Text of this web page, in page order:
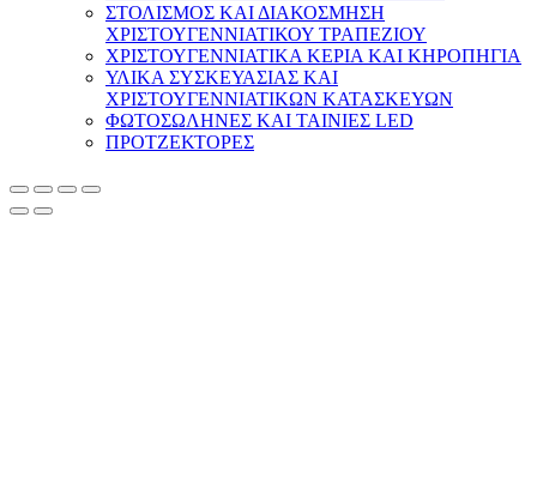
ΣΤΟΛΙΣΜΟΣ ΚΑΙ ΔΙΑΚΟΣΜΗΣΗ
ΧΡΙΣΤΟΥΓΕΝΝΙΑΤΙΚΟΥ ΤΡΑΠΕΖΙΟΥ
ΧΡΙΣΤΟΥΓΕΝΝΙΑΤΙΚΑ ΚΕΡΙΑ ΚΑΙ ΚΗΡΟΠΗΓΙΑ
ΥΛΙΚΑ ΣΥΣΚΕΥΑΣΙΑΣ ΚΑΙ
ΧΡΙΣΤΟΥΓΕΝΝΙΑΤΙΚΩΝ ΚΑΤΑΣΚΕΥΩΝ
ΦΩΤΟΣΩΛΗΝΕΣ ΚΑΙ ΤΑΙΝΙΕΣ LED
ΠΡΟΤΖΕΚΤΟΡΕΣ